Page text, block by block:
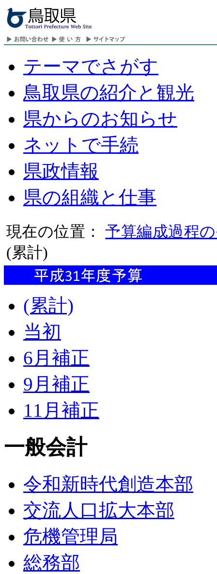
テーマでさがす
鳥取県の紹介と観光
県からのお知らせ
ネットで手続
県政情報
県の組織と仕事
現在の位置：予算編成過程
(累計)
(累計)
当初
6月補正
9月補正
11月補正
一般会計
令和新時代創造本部
交流人口拡大本部
危機管理局
総務部